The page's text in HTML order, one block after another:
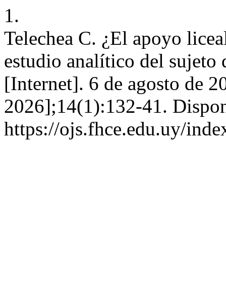
1.
Telechea C. ¿El apoyo
estudio analítico del sujeto
[Internet]. 6 de agosto de
2026];14(1):132-41.
https://ojs.fhce.edu.uy/